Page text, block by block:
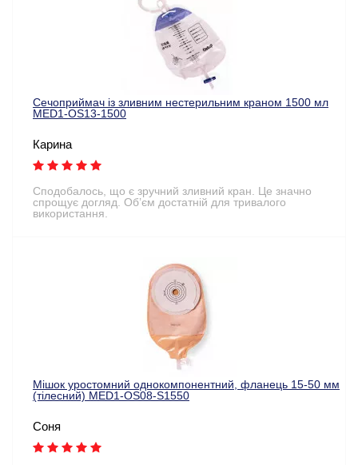
Сечоприймач із зливним нестерильним краном 1500 мл
MED1-OS13-1500
Карина
Сподобалось, що є зручний зливний кран. Це значно
спрощує догляд. Об’єм достатній для тривалого
використання.
Мішок уростомний однокомпонентний, фланець 15-50 мм
(тілесний) MED1-OS08-S1550
Соня